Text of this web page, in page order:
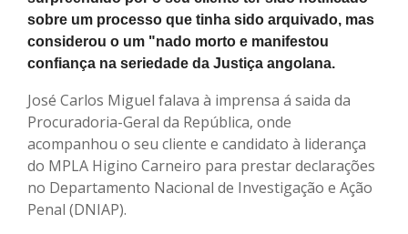
sobre um processo que tinha sido arquivado, mas
considerou o um "nado morto e manifestou
confiança na seriedade da Justiça angolana.
José Carlos Miguel falava à imprensa á saida da
Procuradoria-Geral da República, onde
acompanhou o seu cliente e candidato à liderança
do MPLA Higino Carneiro para prestar declarações
no Departamento Nacional de Investigação e Ação
Penal (DNIAP).